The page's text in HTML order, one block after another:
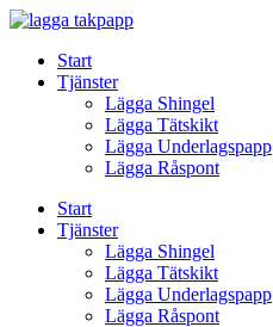
Skip
contentStart
Tjänster
Lägga Shingel
Lägga Tätskikt
Lägga Underlagspapp
Lägga Råspont
Start
Tjänster
Lägga Shingel
Lägga Tätskikt
Lägga Underlagspapp
Lägga Råspont